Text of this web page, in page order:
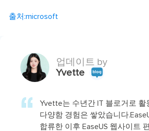
출처:microsoft
업데이트 by
Yvette
Yvette는 수년간 IT 블로거로 활
다양함 경험은 쌓았습니다
합류한 이후 EaseUS 웹사이트